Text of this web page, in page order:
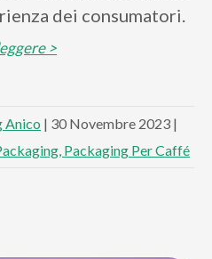
dei consumatori.
>
Anico | 30 Novembre 2023 |
Packaging Per Caffé